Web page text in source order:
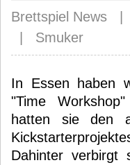
Brettspiel News |
| Smuker
In Essen haben
"Time
hatten sie den
Dahinter verbirgt